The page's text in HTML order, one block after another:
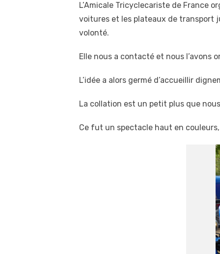
L’Amicale Tricyclecariste de France
voitures et les plateaux de transport
volonté.
Elle nous a contacté et nous l’avons
L’idée a alors germé d’accueillir
La collation est un petit plus que
Ce fut un spectacle haut en